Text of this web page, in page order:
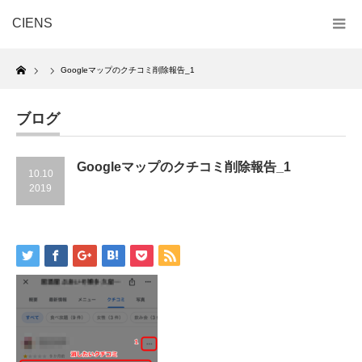
CIENS
Home
Googleマップのクチコミ削除報告_1
ブログ
10.10
2019
Googleマップのクチコミ削除報告_1